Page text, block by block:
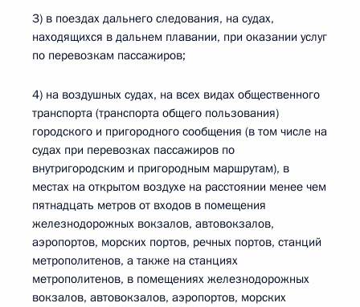
3) в поездах дальнего следования, на судах,
находящихся в дальнем плавании, при оказании услуг
по перевозкам пассажиров;
4) на воздушных судах, на всех видах общественного
транспорта (транспорта общего пользования)
городского и пригородного сообщения (в том числе на
судах при перевозках пассажиров по
внутригородским и пригородным маршрутам), в
местах на открытом воздухе на расстоянии менее чем
пятнадцать метров от входов в помещения
железнодорожных вокзалов, автовокзалов,
аэропортов, морских портов, речных портов, станций
метрополитенов, а также на станциях
метрополитенов, в помещениях железнодорожных
вокзалов, автовокзалов, аэропортов, морских